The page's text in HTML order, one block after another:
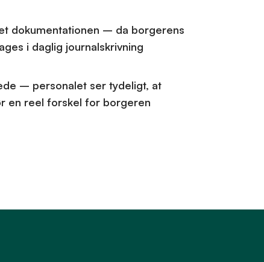
dokumentationen – da borgerens
i daglig journalskrivning
– personalet ser tydeligt, at
en reel forskel for borgeren